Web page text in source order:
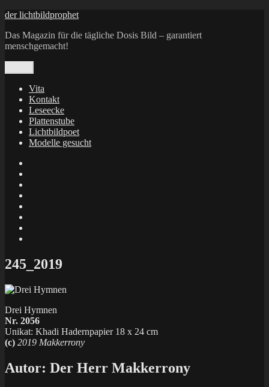
Zum
springen
der lichtbildprophet
Das Magazin für die tägliche Dosis Bild – garantiert
menschgemacht!
Vita
Kontakt
Leseecke
Plattenstube
Lichtbildpoet
Modelle gesucht
X
245_2019
Drei Hymnen
Nr. 2056
Unikat: Khadi Hadernpapier 18 x 24 cm
(c) 2019 Makkerrony
Autor: Der Herr Makkerrony